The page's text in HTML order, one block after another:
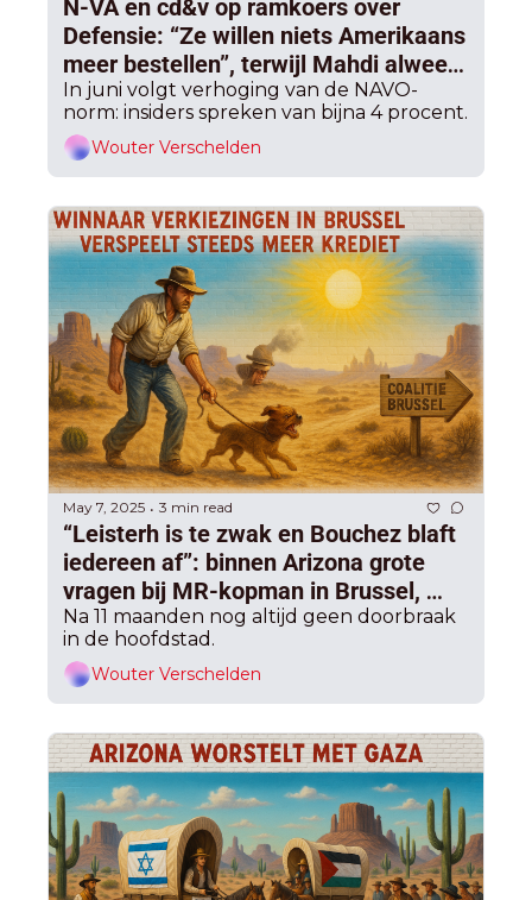
N-VA en cd&v op ramkoers over
Defensie: “Ze willen niets Amerikaans
meer bestellen”, terwijl Mahdi alweer
rode lijn trekt over 2 procent
In juni volgt verhoging van de NAVO-
norm: insiders spreken van bijna 4 procent.
Wouter Verschelden
May 7, 2025 • 3 min read
“Leisterh is te zwak en Bouchez blaft
iedereen af”: binnen Arizona grote
vragen bij MR-kopman in Brussel,
waardoor er nog steeds geen coalitie
is
Na 11 maanden nog altijd geen doorbraak
in de hoofdstad.
Wouter Verschelden